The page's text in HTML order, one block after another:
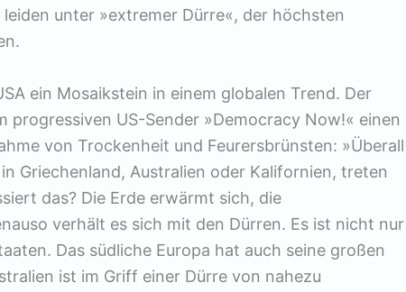
unter »extremer Dürre«, der höchsten
ein Mosaikstein in einem globalen Trend. Der
progressiven US-Sender »Democracy Now!« einen
von Trockenheit und Feurersbrünsten: »Überall
Griechenland, Australien oder Kalifornien, treten
das? Die Erde erwärmt sich, die
verhält es sich mit den Dürren. Es ist nicht nur
Das südliche Europa hat auch seine großen
ist im Griff einer Dürre von nahezu